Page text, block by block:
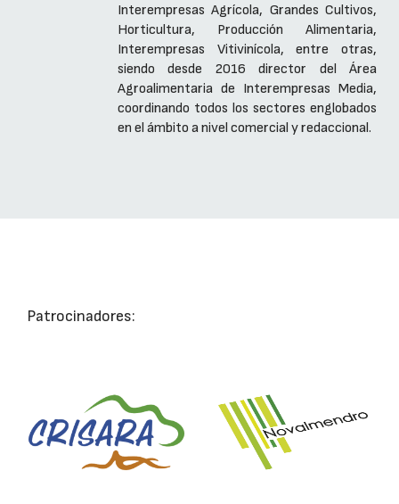
Interempresas Agrícola, Grandes Cultivos,
Horticultura, Producción Alimentaria,
Interempresas Vitivinícola, entre otras,
siendo desde 2016 director del Área
Agroalimentaria de Interempresas Media,
coordinando todos los sectores englobados
en el ámbito a nivel comercial y redaccional.
Patrocinadores: